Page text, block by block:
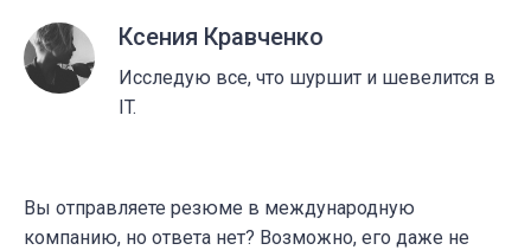
Ксения Кравченко
Исследую все, что шуршит и шевелится в
IT.
Вы отправляете резюме в международную
компанию, но ответа нет? Возможно, его даже не